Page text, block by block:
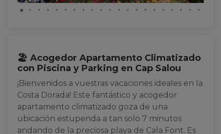
🏖️ Acogedor Apartamento Climatizado
con Piscina y Parking en Cap Salou
¡Bienvenidos a vuestras vacaciones ideales en la
Costa Dorada! Este fantástico y acogedor
apartamento climatizado goza de una
ubicación estupenda a tan solo 7 minutos
andando de la preciosa playa de Cala Font. Es